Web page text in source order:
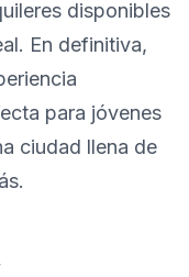
disponibles
En definitiva,
para jóvenes
ciudad llena de